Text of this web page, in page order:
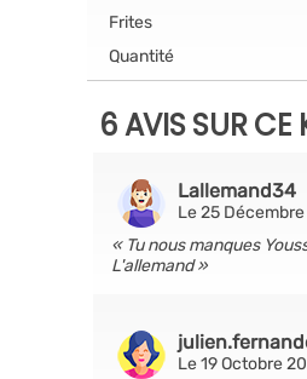
Frites
Quantité
6 AVIS SUR CE
Lallemand34
Le 25
Tu nous manques
L'allemand
Le 19 Octobre